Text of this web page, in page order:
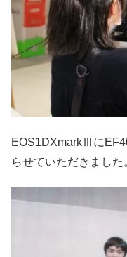
EOS1DXmarkⅢに
らせていただきました